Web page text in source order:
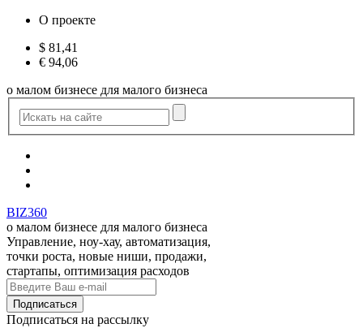
О проекте
$ 81,41
€ 94,06
о малом бизнесе для малого бизнеса
BIZ360
о малом бизнесе для малого бизнеса
Управление, ноу-хау, автоматизация,
точки роста, новые ниши, продажи,
стартапы, оптимизация расходов
Подписаться на рассылку